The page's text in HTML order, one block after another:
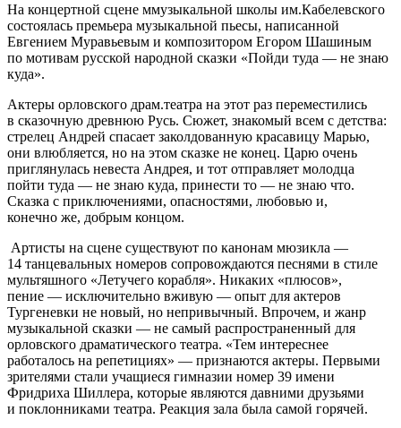
На концертной сцене ммузыкальной школы им.Кабелевского
состоялась премьера музыкальной пьесы, написанной
Евгением Муравьевым и композитором Егором Шашиным
по мотивам русской народной сказки «Пойди туда — не знаю
куда».
Актеры орловского драм.театра на этот раз переместились
в сказочную древнюю Русь. Сюжет, знакомый всем с детства:
стрелец Андрей спасает заколдованную красавицу Марью,
они влюбляется, но на этом сказке не конец. Царю очень
приглянулась невеста Андрея, и тот отправляет молодца
пойти туда — не знаю куда, принести то — не знаю что.
Сказка с приключениями, опасностями, любовью и,
конечно же, добрым концом.
Артисты на сцене существуют по канонам мюзикла —
14 танцевальных номеров сопровождаются песнями в стиле
мультяшного «Летучего корабля». Никаких «плюсов»,
пение — исключительно вживую — опыт для актеров
Тургеневки не новый, но непривычный. Впрочем, и жанр
музыкальной сказки — не самый распространенный для
орловского драматического театра. «Тем интереснее
работалось на репетициях» — признаются актеры. Первыми
зрителями стали учащиеся гимназии номер 39 имени
Фридриха Шиллера, которые являются давними друзьями
и поклонниками театра. Реакция зала была самой горячей.